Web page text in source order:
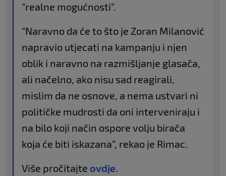
“realne mogućnosti”.
“Naravno da će to što je Zoran Milanović
napravio utjecati na kampanju i njen
oblik i naravno na razmišljanje glasača,
ali načelno, ako nisu sad reagirali,
mislim da ne osnove, a nema ustvari ni
političke mudrosti da oni interveniraju i
na bilo koji način ospore volju birača
koja će biti iskazana”, rekao je Rimac.
Više pročitajte ovdje.